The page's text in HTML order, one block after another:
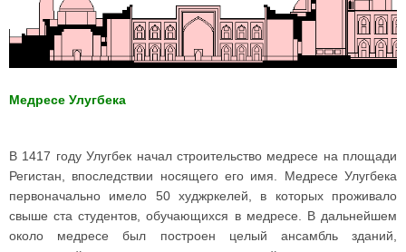
Медресе Улугбека
В 1417 году Улугбек начал строительство медресе на площади
Регистан, впоследствии носящего его имя. Медресе Улугбека
первоначально имело 50 худжркелей, в которых проживало
свыше ста студентов, обучающихся в медресе. В дальнейшем
около медресе был построен целый ансамбль зданий,